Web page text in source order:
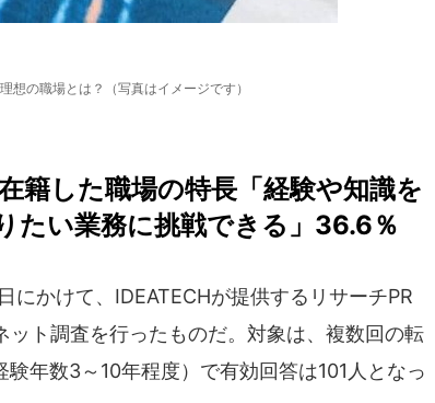
想の職場とは？（写真はイメージです）
籍した職場の特長「経験や知識を
たい業務に挑戦できる」36.6％
かけて、IDEATECHが提供するリサーチPR
ト調査を行ったものだ。対象は、複数回の転
年数3～10年程度）で有効回答は101人となっ